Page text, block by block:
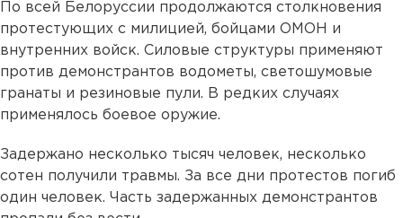
По всей Белоруссии продолжаются столкновения
протестующих с милицией, бойцами ОМОН и
внутренних войск. Силовые структуры применяют
против демонстрантов водометы, светошумовые
гранаты и резиновые пули. В редких случаях
применялось боевое оружие.
Задержано несколько тысяч человек, несколько
сотен получили травмы. За все дни протестов погиб
один человек. Часть задержанных демонстрантов